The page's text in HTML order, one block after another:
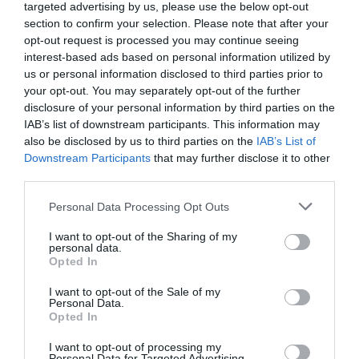
targeted advertising by us, please use the below opt-out
section to confirm your selection. Please note that after your
opt-out request is processed you may continue seeing
interest-based ads based on personal information utilized by
us or personal information disclosed to third parties prior to
your opt-out. You may separately opt-out of the further
disclosure of your personal information by third parties on the
IAB’s list of downstream participants. This information may
also be disclosed by us to third parties on the IAB’s List of
Downstream Participants that may further disclose it to other
Personal Data Processing Opt Outs
I want to opt-out of the Sharing of my
personal data.
Opted In
I want to opt-out of the Sale of my
Personal Data.
Opted In
I want to opt-out of processing my
entrevistador sea distando no significa
necesariamente que la entrevista no vaya bien, a
pesar de que es deseable que la conversación sea
fluida y cercana, para crear una sintonía con la
persona que tenemos delante y adaptarnos a su
estilo comunicativo. También "se puede hacer
alguna pregunta que denote interés por la
Un buen comienzo y un buen final. La
consultora de recursos humanos es partidaria de
empezar y acabar la entrevista del mismo modo:
saludando con educación, con una sonrisa
amable y agradeciendo el tiempo que nos han
dedicado, o bien poniéndose a disposición para